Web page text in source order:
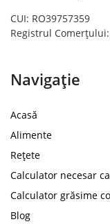
CUI: RO39757359
Registrul Comerțului:
Navigație
Acasă
Alimente
Rețete
Calculator necesar
Calculator grăsime
Blog